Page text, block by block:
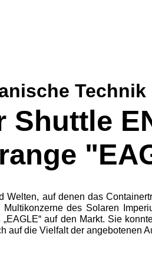
Technik
Shuttle
auf denen das
des Solaren
auf den Markt. Sie
auf die Vielfalt der angebotenen